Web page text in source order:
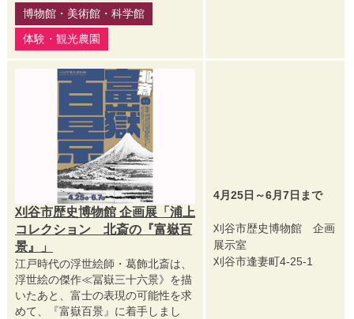
博物館・美術館・科学館
体験・観光農園
刈谷市歴史博物館 企画展「浦上
コレクション 北斎の『富嶽百
景』」
江戸時代の浮世絵師・葛飾北斎は、
浮世絵の傑作≪冨嶽三十六景》を描
いたあと、富士の表現の可能性を求
めて、『富嶽百景』に着手しまし
4月25日～6月7日まで
刈谷市歴史博物館 企画
展示室
刈谷市逢妻町4-25-1